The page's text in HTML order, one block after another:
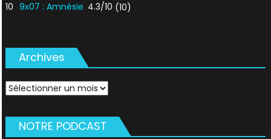
10 9x07 : Amnésie 4.3/10 (10)
Archives
Archives
NOTRE PODCAST